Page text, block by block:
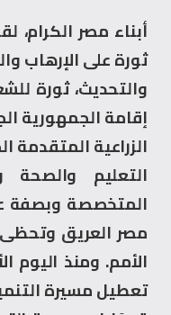
ثورة على الإرهاب
والتحديث، ثورة
إقامة الجمهورية
الزراعية المتقدمة
التعليم والصحة
المتخصصة وبصفة
مصر العريق وتحظى
الأمم. ومنذ اليوم
تعطيل مسيرة